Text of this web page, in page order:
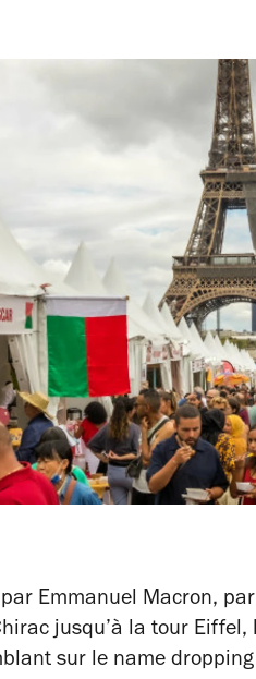
Emmanuel Macron,
jusqu’à la tour
sur le name